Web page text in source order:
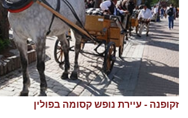
זקופנה - עיירת נופש קסומה בפולין